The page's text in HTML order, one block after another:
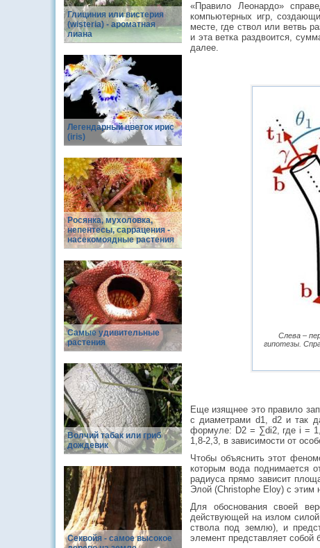
Глициния или вистерия
(wisteria) - ароматная
лиана
Легендарный цветок ирис
(iris)
Росянка, мухоловка,
непентесы, саррацения -
насекомоядные растения
Самые удивительные
растения
Волчий табак или гриб
дождевик
Cеквойя - самое высокое
«Правило Леонардо»
компьютерных игр,
месте, где ствол или ветвь
и эта ветка раздвоится,
далее.
Слева –
гипотезы.
Еще изящнее это правило
с диаметрами d1, d2 и так
формуле: D2 = ∑di2, где i = 1,
1,8-2,3, в зависимости от
Чтобы объяснить этот
которым вода поднимается
радиуса прямо зависит
Элой (Christophe Eloy) с этим
Для обоснования своей
действующей на излом
ствола под землю), и
элемент представляет собой